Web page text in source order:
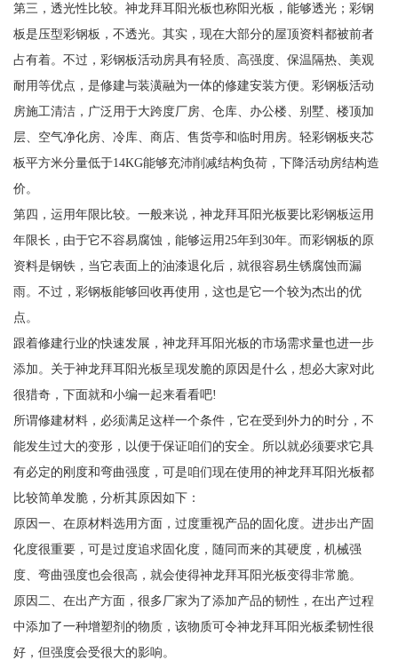
第三，透光性比较。神龙拜耳阳光板也称阳光板，能够透光；彩钢
板是压型彩钢板，不透光。其实，现在大部分的屋顶资料都被前者
占有着。不过，彩钢板活动房具有轻质、高强度、保温隔热、美观
耐用等优点，是修建与装潢融为一体的修建安装方便。彩钢板活动
房施工清洁，广泛用于大跨度厂房、仓库、办公楼、别墅、楼顶加
层、空气净化房、冷库、商店、售货亭和临时用房。轻彩钢板夹芯
板平方米分量低于14KG能够充沛削减结构负荷，下降活动房结构造
价。
第四，运用年限比较。一般来说，神龙拜耳阳光板要比彩钢板运用
年限长，由于它不容易腐蚀，能够运用25年到30年。而彩钢板的原
资料是钢铁，当它表面上的油漆退化后，就很容易生锈腐蚀而漏
雨。不过，彩钢板能够回收再使用，这也是它一个较为杰出的优
点。
跟着修建行业的快速发展，神龙拜耳阳光板的市场需求量也进一步
添加。关于神龙拜耳阳光板呈现发脆的原因是什么，想必大家对此
很猎奇，下面就和小编一起来看看吧!
所谓修建材料，必须满足这样一个条件，它在受到外力的时分，不
能发生过大的变形，以便于保证咱们的安全。所以就必须要求它具
有必定的刚度和弯曲强度，可是咱们现在使用的神龙拜耳阳光板都
比较简单发脆，分析其原因如下：
原因一、在原材料选用方面，过度重视产品的固化度。进步出产固
化度很重要，可是过度追求固化度，随同而来的其硬度，机械强
度、弯曲强度也会很高，就会使得神龙拜耳阳光板变得非常脆。
原因二、在出产方面，很多厂家为了添加产品的韧性，在出产过程
中添加了一种增塑剂的物质，该物质可令神龙拜耳阳光板柔韧性很
好，但强度会受很大的影响。